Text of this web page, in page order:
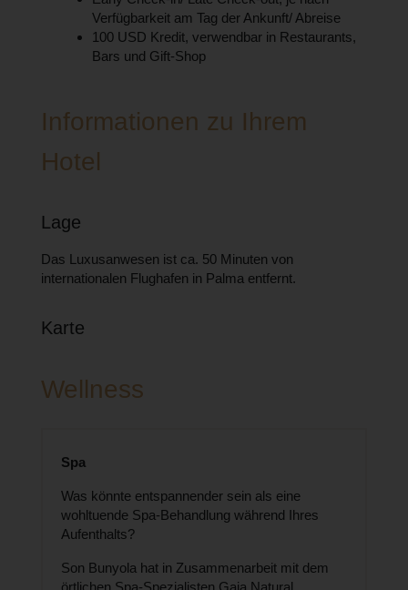
Verfügbarkeit am Tag der Ankunft/ Abreise
100 USD Kredit, verwendbar in Restaurants,
Bars und Gift-Shop
Informationen zu Ihrem
Hotel
Lage
Das Luxusanwesen ist ca. 50 Minuten von
internationalen Flughafen in Palma entfernt.
Karte
Wellness
Spa
Was könnte entspannender sein als eine
wohltuende Spa-Behandlung während Ihres
Aufenthalts?
Son Bunyola hat in Zusammenarbeit mit dem